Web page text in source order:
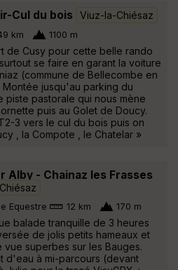
Cul du bois Viuz-la-Chiésaz
km 1100 m
de Cusy pour cette belle rando
se faire en garant la voiture
(commune de Bellecombe en
Montée jusqu'au parking du
piste pastorale qui nous mène
puis au Golet de Doucy.
3 vers le cul du bois puis on
, la Compote , le Chatelar »
Alby - Chainaz les Frasses
Equestre 12 km 170 m
balade tranquille de 3 heures
de jolis petits hameaux et
vue superbes sur les Bauges.
d'eau à mi-parcours (devant